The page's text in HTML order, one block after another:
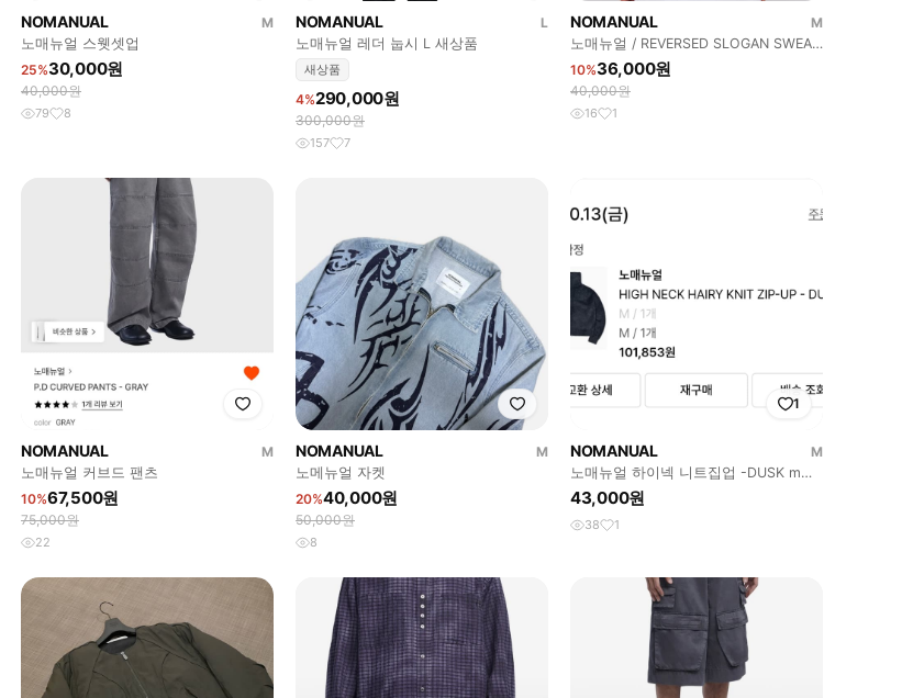
NOMANUAL
M
노매뉴얼 스웻셋업
25%30,000원
40,000원
79 8
NOMANUAL
L
노매뉴얼 레더 눕시 L 새상품
새상품
4%290,000원
300,000원
157 7
NOMANUAL
M
노매뉴얼 / REVERSED SLOGAN SWEAT
SHIRT
10%36,000원
40,000원
16 1
NOMANUAL
M
노매뉴얼 커브드 팬츠
10%67,500원
75,000원
22
NOMANUAL
M
노메뉴얼 자켓
20%40,000원
50,000원
8
1
NOMANUAL
M
노매뉴얼 하이넥 니트집업 -DUSK m사
이즈
43,000원
38 1